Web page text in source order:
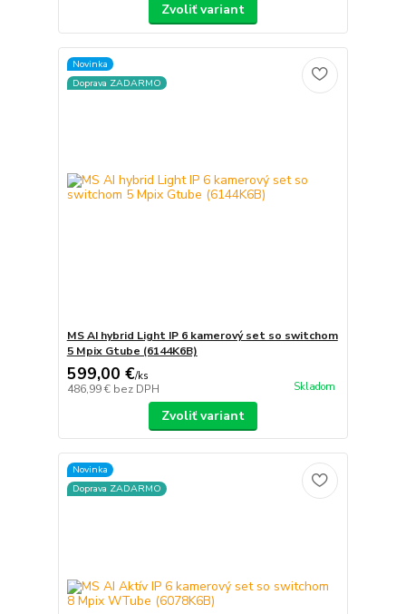
Zvoliť variant
Novinka
Doprava ZADARMO
MS AI hybrid Light IP 6 kamerový set so switchom
5 Mpix Gtube (6144K6B)
599,00 €/ks
486,99 € bez DPH Skladom
Zvoliť variant
Novinka
Doprava ZADARMO